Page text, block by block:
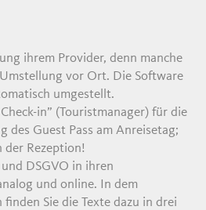
ihrem Provider, denn manche
vor Ort. Die Software
umgestellt.
in” (Touristmanager) für die
des Guest Pass am Anreisetag;
der Rezeption!
und DSGVO in ihren
und online. In dem
Sie die Texte dazu in drei